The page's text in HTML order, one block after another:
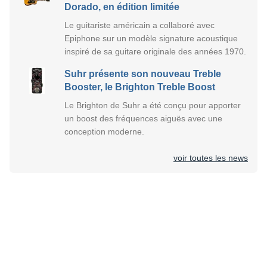
Dorado, en édition limitée
Le guitariste américain a collaboré avec
Epiphone sur un modèle signature acoustique
inspiré de sa guitare originale des années 1970.
Suhr présente son nouveau Treble
Booster, le Brighton Treble Boost
Le Brighton de Suhr a été conçu pour apporter
un boost des fréquences aiguës avec une
conception moderne.
voir toutes les news